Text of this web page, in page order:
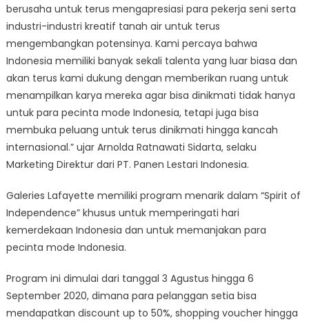
berusaha untuk terus mengapresiasi para pekerja seni serta
industri-industri kreatif tanah air untuk terus
mengembangkan potensinya. Kami percaya bahwa
Indonesia memiliki banyak sekali talenta yang luar biasa dan
akan terus kami dukung dengan memberikan ruang untuk
menampilkan karya mereka agar bisa dinikmati tidak hanya
untuk para pecinta mode Indonesia, tetapi juga bisa
membuka peluang untuk terus dinikmati hingga kancah
internasional.” ujar Arnolda Ratnawati Sidarta, selaku
Marketing Direktur dari PT. Panen Lestari Indonesia.
Galeries Lafayette memiliki program menarik dalam “Spirit of
Independence” khusus untuk memperingati hari
kemerdekaan Indonesia dan untuk memanjakan para
pecinta mode Indonesia.
Program ini dimulai dari tanggal 3 Agustus hingga 6
September 2020, dimana para pelanggan setia bisa
mendapatkan discount up to 50%, shopping voucher hingga